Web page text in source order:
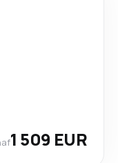
1 509 EUR